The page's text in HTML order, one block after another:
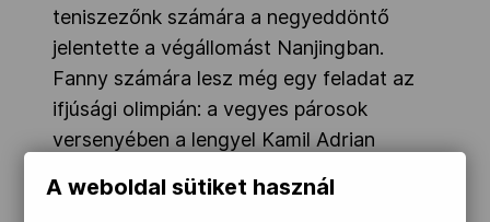
teniszezőnk számára a negyeddöntő
jelentette a végállomást Nanjingban.
Fanny számára lesz még egy feladat az
ifjúsági olimpián: a vegyes párosok
versenyében a lengyel Kamil Adrian
megküzdenie a minél jobb helyezésért.
A weboldal sütiket használ